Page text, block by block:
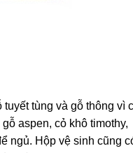
tùng và gỗ thông vì
aspen, cỏ khô timothy,
ngủ. Hộp vệ sinh cũng